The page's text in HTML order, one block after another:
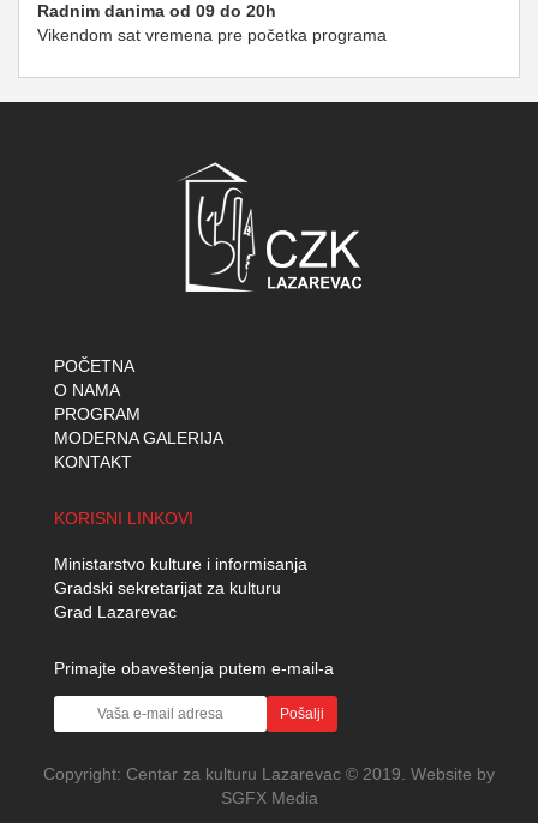
Radnim danima od 09 do 20h
Vikendom sat vremena pre početka programa
POČETNA
O NAMA
PROGRAM
MODERNA GALERIJA
KONTAKT
KORISNI LINKOVI
Ministarstvo kulture i informisanja
Gradski sekretarijat za kulturu
Grad Lazarevac
Primajte obaveštenja putem e-mail-a
Pošalji
Copyright: Centar za kulturu Lazarevac © 2019. Website by
SGFX Media